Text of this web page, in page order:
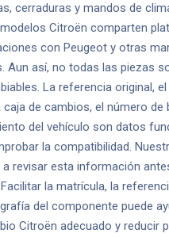
cerraduras y mandos de
Citroën comparten
con Peugeot y otras
Aun así, no todas las piezas
La referencia original,
caja de cambios, el número de
del vehículo son datos
la compatibilidad.
a revisar esta información
la matrícula, la
del componente puede
Citroën adecuado y reducir